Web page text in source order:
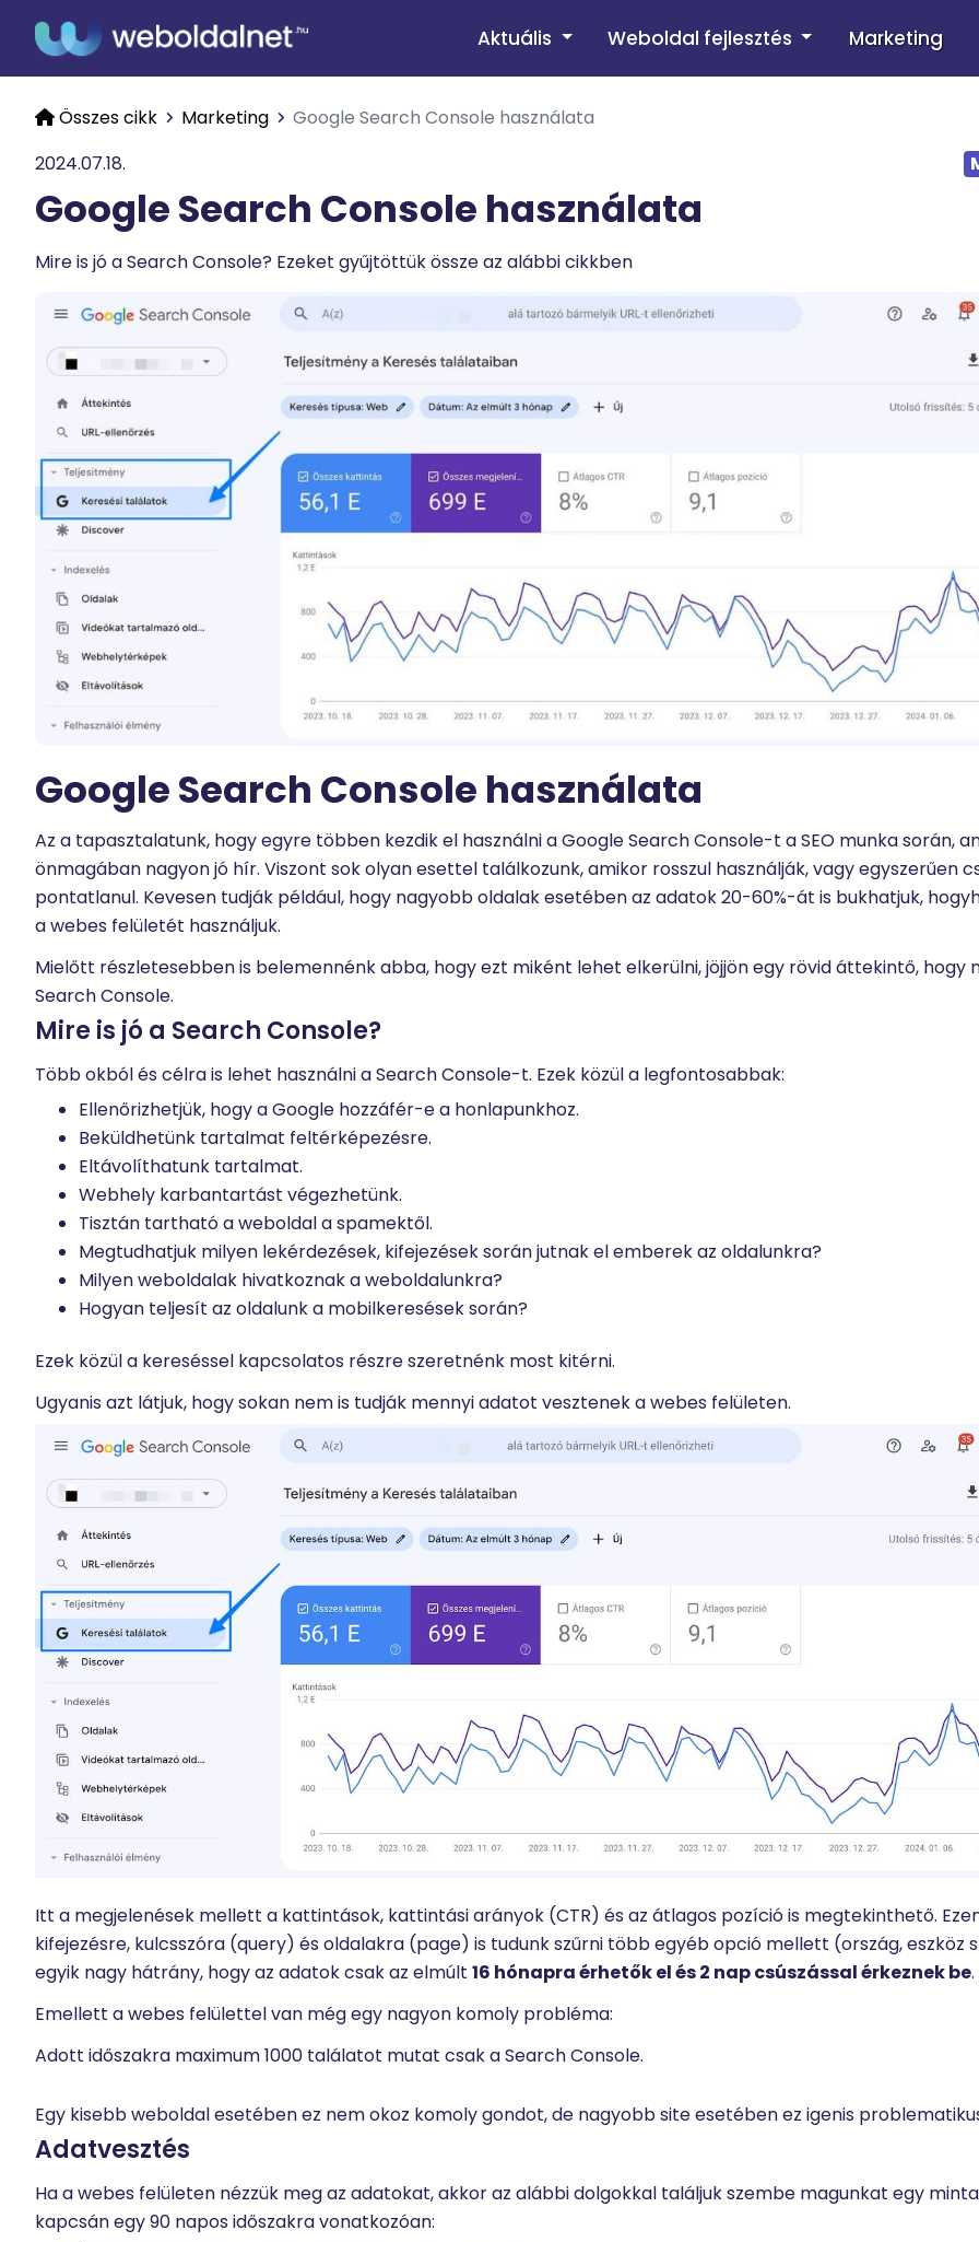
Aktuális Weboldal fejlesztés Marketing
Összes cikk Marketing
Google Search Console használata
2024.07.18.
Google Search Console használata
Mire is jó a Search Console? Ezeket gyűjtöttük össze az alábbi cikkben
Google Search Console használata
Az a tapasztalatunk, hogy egyre többen kezdik el használni a Google Search Console-t a SEO munka során,
önmagában nagyon jó hír. Viszont sok olyan esettel találkozunk, amikor rosszul használják, vagy egyszerűen
pontatlanul. Kevesen tudják például, hogy nagyobb oldalak esetében az adatok 20-60%-át is bukhatjuk,
a webes felületét használjuk.
Mielőtt részletesebben is belemennénk abba, hogy ezt miként lehet elkerülni, jöjjön egy rövid áttekintő, hogy
Search Console.
Mire is jó a Search Console?
Több okból és célra is lehet használni a Search Console-t. Ezek közül a legfontosabbak:
Ellenőrizhetjük, hogy a Google hozzáfér-e a honlapunkhoz.
Beküldhetünk tartalmat feltérképezésre.
Eltávolíthatunk tartalmat.
Webhely karbantartást végezhetünk.
Tisztán tartható a weboldal a spamektől.
Megtudhatjuk milyen lekérdezések, kifejezések során jutnak el emberek az oldalunkra?
Milyen weboldalak hivatkoznak a weboldalunkra?
Hogyan teljesít az oldalunk a mobilkeresések során?
Ezek közül a kereséssel kapcsolatos részre szeretnénk most kitérni.
Ugyanis azt látjuk, hogy sokan nem is tudják mennyi adatot vesztenek a webes felületen.
Itt a megjelenések mellett a kattintások, kattintási arányok (CTR) és az átlagos pozíció is megtekinthető.
kifejezésre, kulcsszóra (query) és oldalakra (page) is tudunk szűrni több egyéb opció mellett (ország, eszköz
egyik nagy hátrány, hogy az adatok csak az elmúlt 16 hónapra érhetők el és 2 nap csúszással érkeznek be.
Emellett a webes felülettel van még egy nagyon komoly probléma:
Adott időszakra maximum 1000 találatot mutat csak a Search Console.
Egy kisebb weboldal esetében ez nem okoz komoly gondot, de nagyobb site esetében ez igenis
Adatvesztés
Ha a webes felületen nézzük meg az adatokat, akkor az alábbi dolgokkal találjuk szembe magunkat egy
kapcsán egy 90 napos időszakra vonatkozóan: